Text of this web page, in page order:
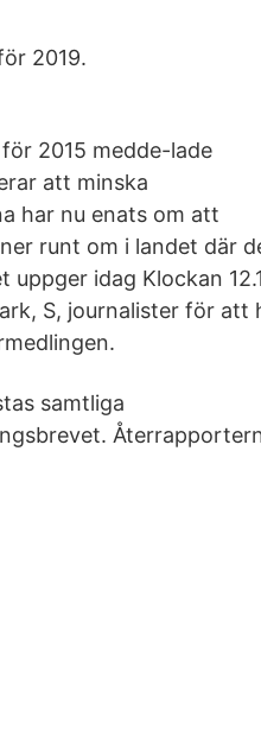
2019.
2015 medde-lade
att minska
har nu enats om att
runt om i landet där
idag Klockan
S, journalister för att
samtliga